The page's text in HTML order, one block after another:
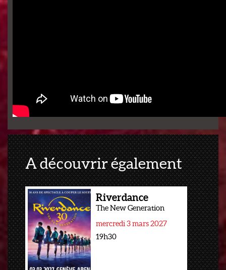
A découvrir également
Riverdance
The New Generation
mercredi 3 mars 2027
19h30